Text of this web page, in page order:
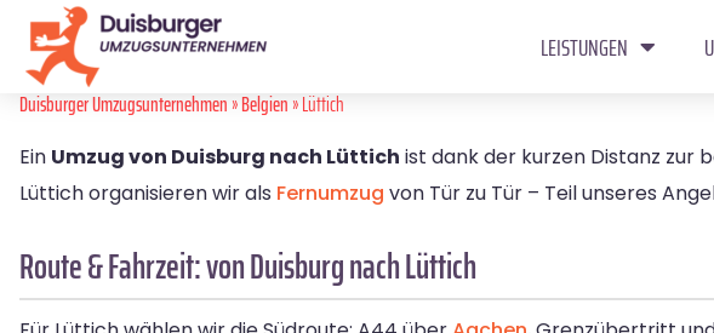
LEISTUNGEN
Duisburger Umzugsunternehmen»Belgien» Lüttich
Ein Umzug von Duisburg nach Lüttich ist dank der kurzen Distanz zur
Lüttich organisieren wir als Fernumzug von Tür zu Tür – Teil unseres
Route & Fahrzeit: von Duisburg nach Lüttich